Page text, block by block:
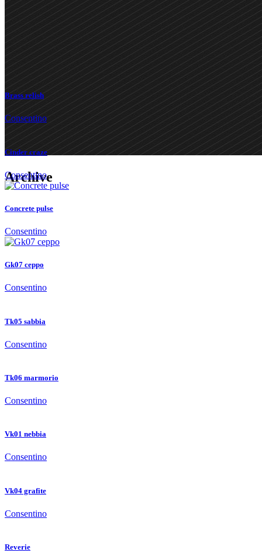
Archive
Brass relish
Consentino
Cinder craze
Consentino
Concrete pulse
Consentino
Gk07 ceppo
Consentino
Tk05 sabbia
Consentino
Tk06 marmorio
Consentino
Vk01 nebbia
Consentino
Vk04 grafite
Consentino
Reverie